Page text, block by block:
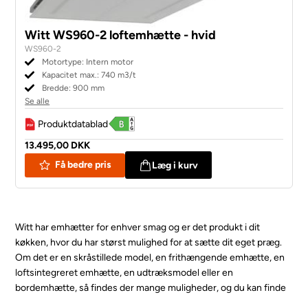
Witt WS960-2 loftemhætte - hvid
WS960-2
Motortype: Intern motor
Kapacitet max.: 740 m3/t
Bredde: 900 mm
Se alle
Produktdatablad
13.495,00 DKK
Få bedre pris
Læg i kurv
Witt har emhætter for enhver smag og er det produkt i dit
køkken, hvor du har størst mulighed for at sætte dit eget præg.
Om det er en skråstillede model, en frithængende emhætte, en
loftsintegreret emhætte, en udtræksmodel eller en
bordemhætte, så findes der mange muligheder, og du kan finde